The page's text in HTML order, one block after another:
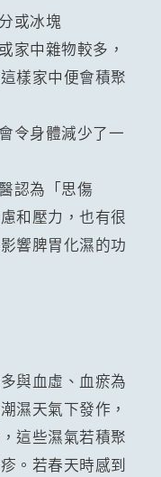
或冰塊
家中雜物較多，
樣家中便會積聚
令身體減少了一
認為「思傷
和壓力，也有很
響脾胃化濕的功
與血虛、血瘀為
濕天氣下發作，
這些濕氣若積聚
。若春天時感到